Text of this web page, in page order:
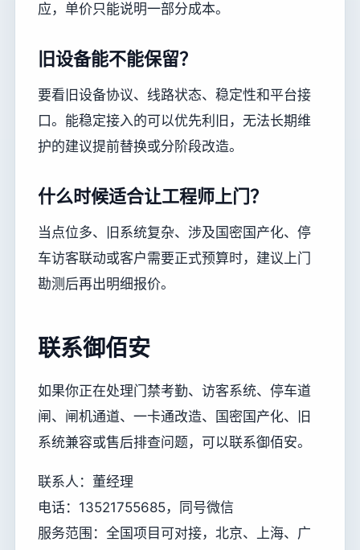
应，单价只能说明一部分成本。
旧设备能不能保留？
要看旧设备协议、线路状态、稳定性和平台接
口。能稳定接入的可以优先利旧，无法长期维
护的建议提前替换或分阶段改造。
什么时候适合让工程师上门？
当点位多、旧系统复杂、涉及国密国产化、停
车访客联动或客户需要正式预算时，建议上门
勘测后再出明细报价。
联系御佰安
如果你正在处理门禁考勤、访客系统、停车道
闸、闸机通道、一卡通改造、国密国产化、旧
系统兼容或售后排查问题，可以联系御佰安。
联系人：董经理
电话：13521755685，同号微信
服务范围：全国项目可对接，北京、上海、广